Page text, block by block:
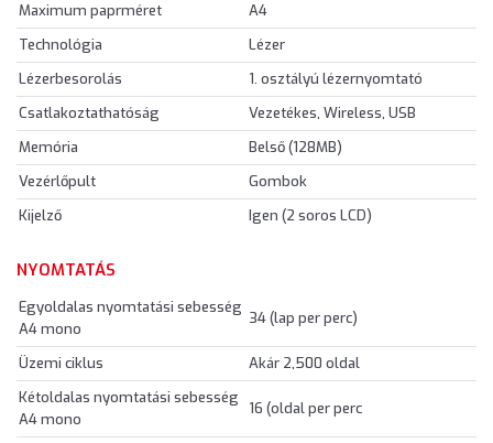
Maximum paprméret
A4
Technológia
Lézer
Lézerbesorolás
1. osztályú lézernyomtató
Csatlakoztathatóság
Vezetékes, Wireless, USB
Memória
Belső (128MB)
Vezérlőpult
Gombok
Kijelző
Igen (2 soros LCD)
NYOMTATÁS
Egyoldalas nyomtatási sebesség
A4 mono
34 (lap per perc)
Üzemi ciklus
Akár 2,500 oldal
Kétoldalas nyomtatási sebesség
A4 mono
16 (oldal per perc